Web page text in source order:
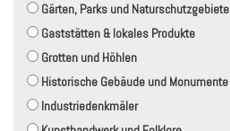
Gärten, Parks und Naturschutzgebiete
Gaststätten & lokales Produkte
Grotten und Höhlen
Historische Gebäude und Monumente
Industriedenkmäler